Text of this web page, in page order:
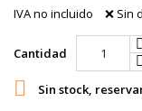
IVA no incluido ❌ Sin
Cantidad
 Sin stock,